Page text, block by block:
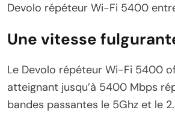
Devolo répéteur Wi-Fi 5400
Une vitesse
Le Devolo répéteur Wi-Fi 5400
atteignant jusqu’à 5400 Mbps
bandes passantes le 5Ghz et le